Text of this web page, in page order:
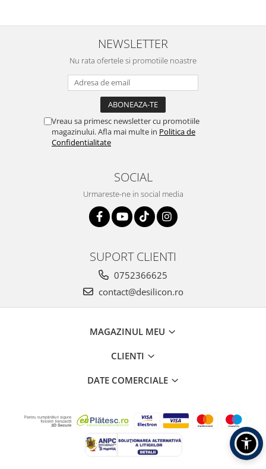
NEWSLETTER
Nu rata ofertele si promotiile noastre
Vreau sa primesc newsletter cu promotiile
magazinului. Afla mai multe in Politica de
Confidentialitate
SOCIAL
Urmareste-ne in social media
SUPORT CLIENTI
0752366625
contact@desilicon.ro
MAGAZINUL MEU
CLIENTI
DATE COMERCIALE